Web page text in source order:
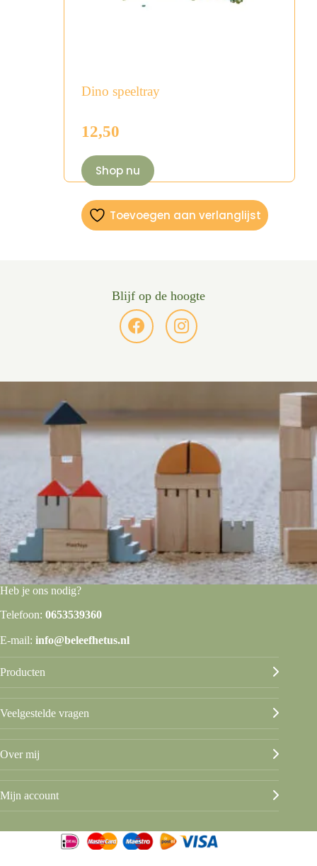
Dino speeltray
12,50
Shop nu
Toevoegen aan verlanglijst
Blijf op de hoogte
Heb je ons nodig?
Telefoon: 0653539360
E-mail: info@beleefhetus.nl
Producten
Veelgestelde vragen
Over mij
Mijn account